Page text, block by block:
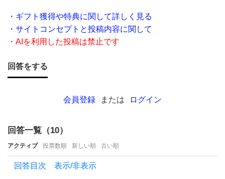
16
日の
父の
日に
プ
ン
ト
を用
意し
・ギフト獲得や特典に関して詳しく見る
・サイトコンセプトと投稿内容に関して
・AIを利用した投稿は禁止です
回答をする
会員登録 または ログイン
回答一覧（10）
アクティブ 投票数順 新しい順 古い順
回答目次 表示/非表示